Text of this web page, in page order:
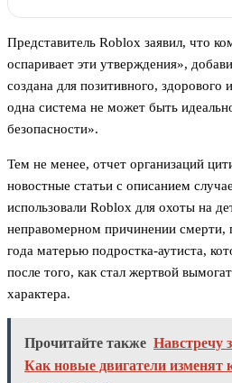
Представитель Roblox заявил, что
оспаривает эти утверждения»,
создана для позитивного,
одна система не может быть
безопасности».
Тем не менее, отчет организаций
новостные статьи с описанием
использовали Roblox для охоты на
неправомерном причинении смерти,
года матерью подростка-аутиста,
после того, как стал жертвой
характера.
Прочитайте также Навстречу
Как новые двигатели изменят